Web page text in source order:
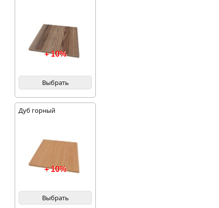
+ 10%
Выбрать
Дуб горный
+ 10%
Выбрать